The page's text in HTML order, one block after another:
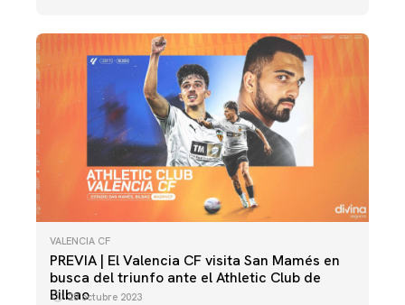
VALENCIA CF
PREVIA | El Valencia CF visita San Mamés en
busca del triunfo ante el Athletic Club de
Bilbao
28 octubre 2023